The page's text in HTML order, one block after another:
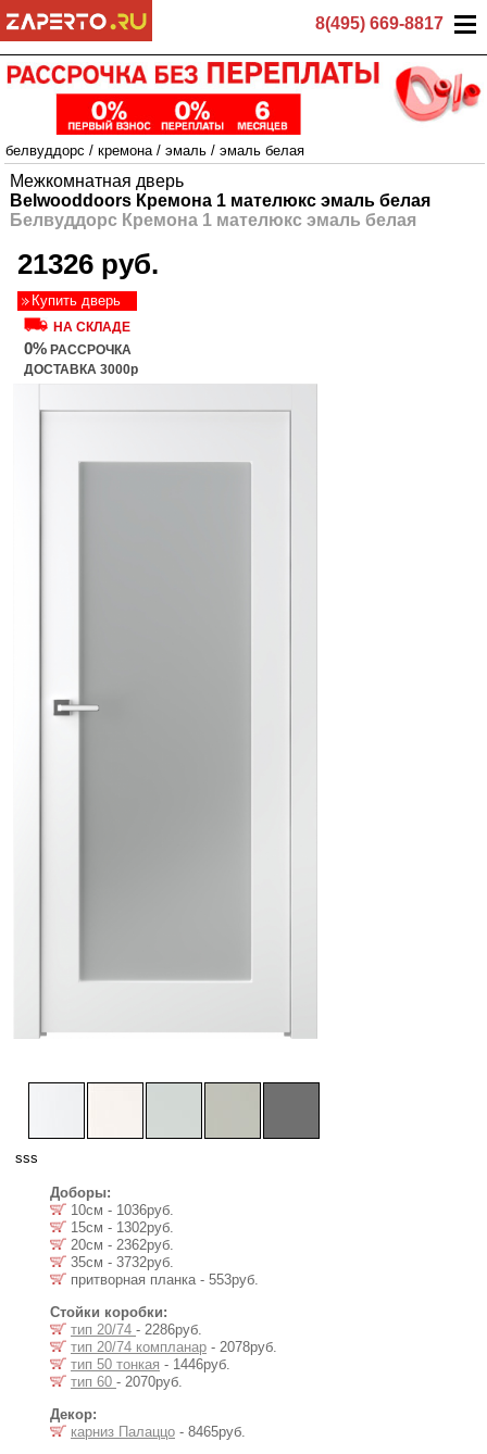
8(495) 669-8817
белвуддорс / кремона/ эмаль / эмаль белая
Межкомнатная дверь
Belwooddoors Кремона 1 мателюкс эмаль белая
Белвуддорс Кремона 1 мателюкс эмаль белая
21326 руб.
Купить дверь
НА СКЛАДЕ
0% РАССРОЧКА
ДОСТАВКА 3000р
sss
Доборы:
10см - 1036руб.
15см - 1302руб.
20см - 2362руб.
35см - 3732руб.
притворная планка - 553руб.
Стойки коробки:
тип 20/74 - 2286руб.
тип 20/74 компланар - 2078руб.
тип 50 тонкая - 1446руб.
тип 60 - 2070руб.
Декор:
карниз Палаццо - 8465руб.